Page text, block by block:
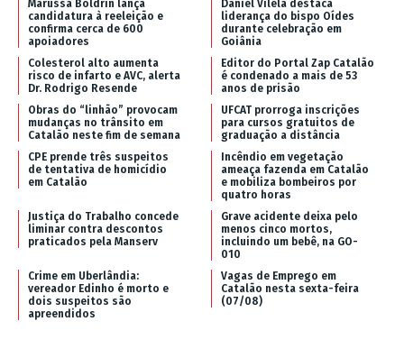
Marussa Boldrin lança
candidatura à reeleição e
confirma cerca de 600
apoiadores
Daniel Vilela destaca
liderança do bispo Oídes
durante celebração em
Goiânia
Colesterol alto aumenta
risco de infarto e AVC, alerta
Dr. Rodrigo Resende
Editor do Portal Zap Catalão
é condenado a mais de 53
anos de prisão
Obras do “linhão” provocam
mudanças no trânsito em
Catalão neste fim de semana
UFCAT prorroga inscrições
para cursos gratuitos de
graduação a distância
CPE prende três suspeitos
de tentativa de homicídio
em Catalão
Incêndio em vegetação
ameaça fazenda em Catalão
e mobiliza bombeiros por
quatro horas
Justiça do Trabalho concede
liminar contra descontos
praticados pela Manserv
Grave acidente deixa pelo
menos cinco mortos,
incluindo um bebê, na GO-
010
Crime em Uberlândia:
vereador Edinho é morto e
dois suspeitos são
apreendidos
Vagas de Emprego em
Catalão nesta sexta-feira
(07/08)